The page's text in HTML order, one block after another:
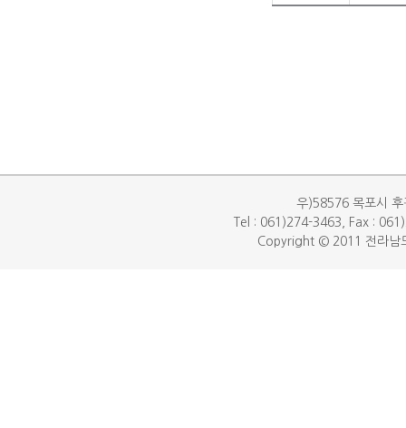
우)58576 목포시
Tel : 061)274-3463, Fax :
Copyright © 2011 전라남